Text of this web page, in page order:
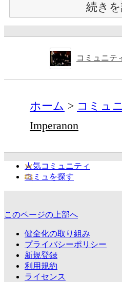
続き
コミュニテ
ホーム コミュ
Imperanon
人気コミュニティ
コミュを探す
このページの上部へ
健全化の取り組み
プライバシーポリシー
新規登録
利用規約
ライセンス